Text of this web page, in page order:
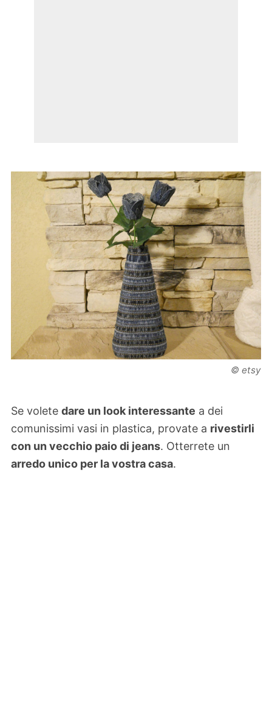
© etsy
Se volete dare un look interessante a dei
comunissimi vasi in plastica, provate a rivestirli
con un vecchio paio di jeans. Otterrete un
arredo unico per la vostra casa.